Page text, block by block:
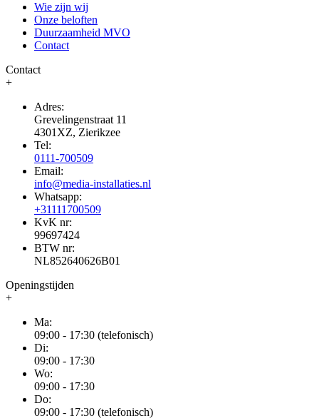
Wie zijn wij
Onze beloften
Duurzaamheid MVO
Contact
Contact
+
Adres:
Grevelingenstraat 11
4301XZ, Zierikzee
Tel:
0111-700509
Email:
info@media-installaties.nl
Whatsapp:
+31111700509
KvK nr:
99697424
BTW nr:
NL852640626B01
Openingstijden
+
Ma:
09:00 - 17:30 (telefonisch)
Di:
09:00 - 17:30
Wo:
09:00 - 17:30
Do:
09:00 - 17:30 (telefonisch)